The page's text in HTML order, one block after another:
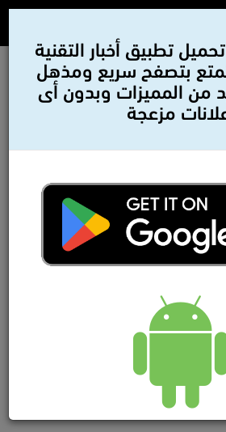
تطبيق أخبار التقنية
بتصفح سريع ومذهل
من المميزات وبدون أى
مزعجة